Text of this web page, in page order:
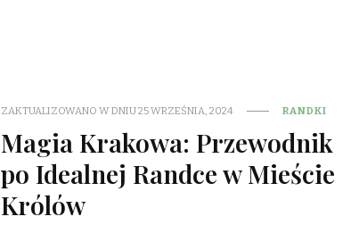
ZAKTUALIZOWANO W DNIU25 WRZEŚNIA, 2024 RANDKI
Magia Krakowa: Przewodnik
po Idealnej Randce w Mieście
Królów